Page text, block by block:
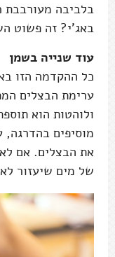
בלביבה מעורבבת
באג'י? זה פשוט
עוד שנייה בשמן
כל ההקדמה הזו
ערימת הבצלים
ולוהטות הוא
מוסיפים
את הבצלים. אם
של מים שיעזור